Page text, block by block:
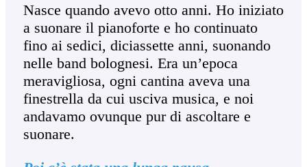
Nasce quando avevo otto anni. Ho iniziato
a suonare il pianoforte e ho continuato
fino ai sedici, diciassette anni, suonando
nelle band bolognesi. Era un’epoca
meravigliosa, ogni cantina aveva una
finestrella da cui usciva musica, e noi
andavamo ovunque pur di ascoltare e
suonare.